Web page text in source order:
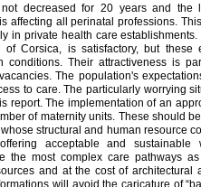
decreased for 20 years and
affecting all perinatal professions.
in private health care
of Corsica, is satisfactory, but these
conditions. Their attractiveness is
The population's
to care. The particularly worrying
report. The implementation of an
of maternity units. These should
structural and human resource
acceptable and sustainable
the most complex care pathways
and at the cost of architectural
will avoid the caricature of